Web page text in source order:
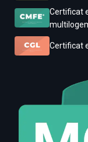
Certificat
Certificat